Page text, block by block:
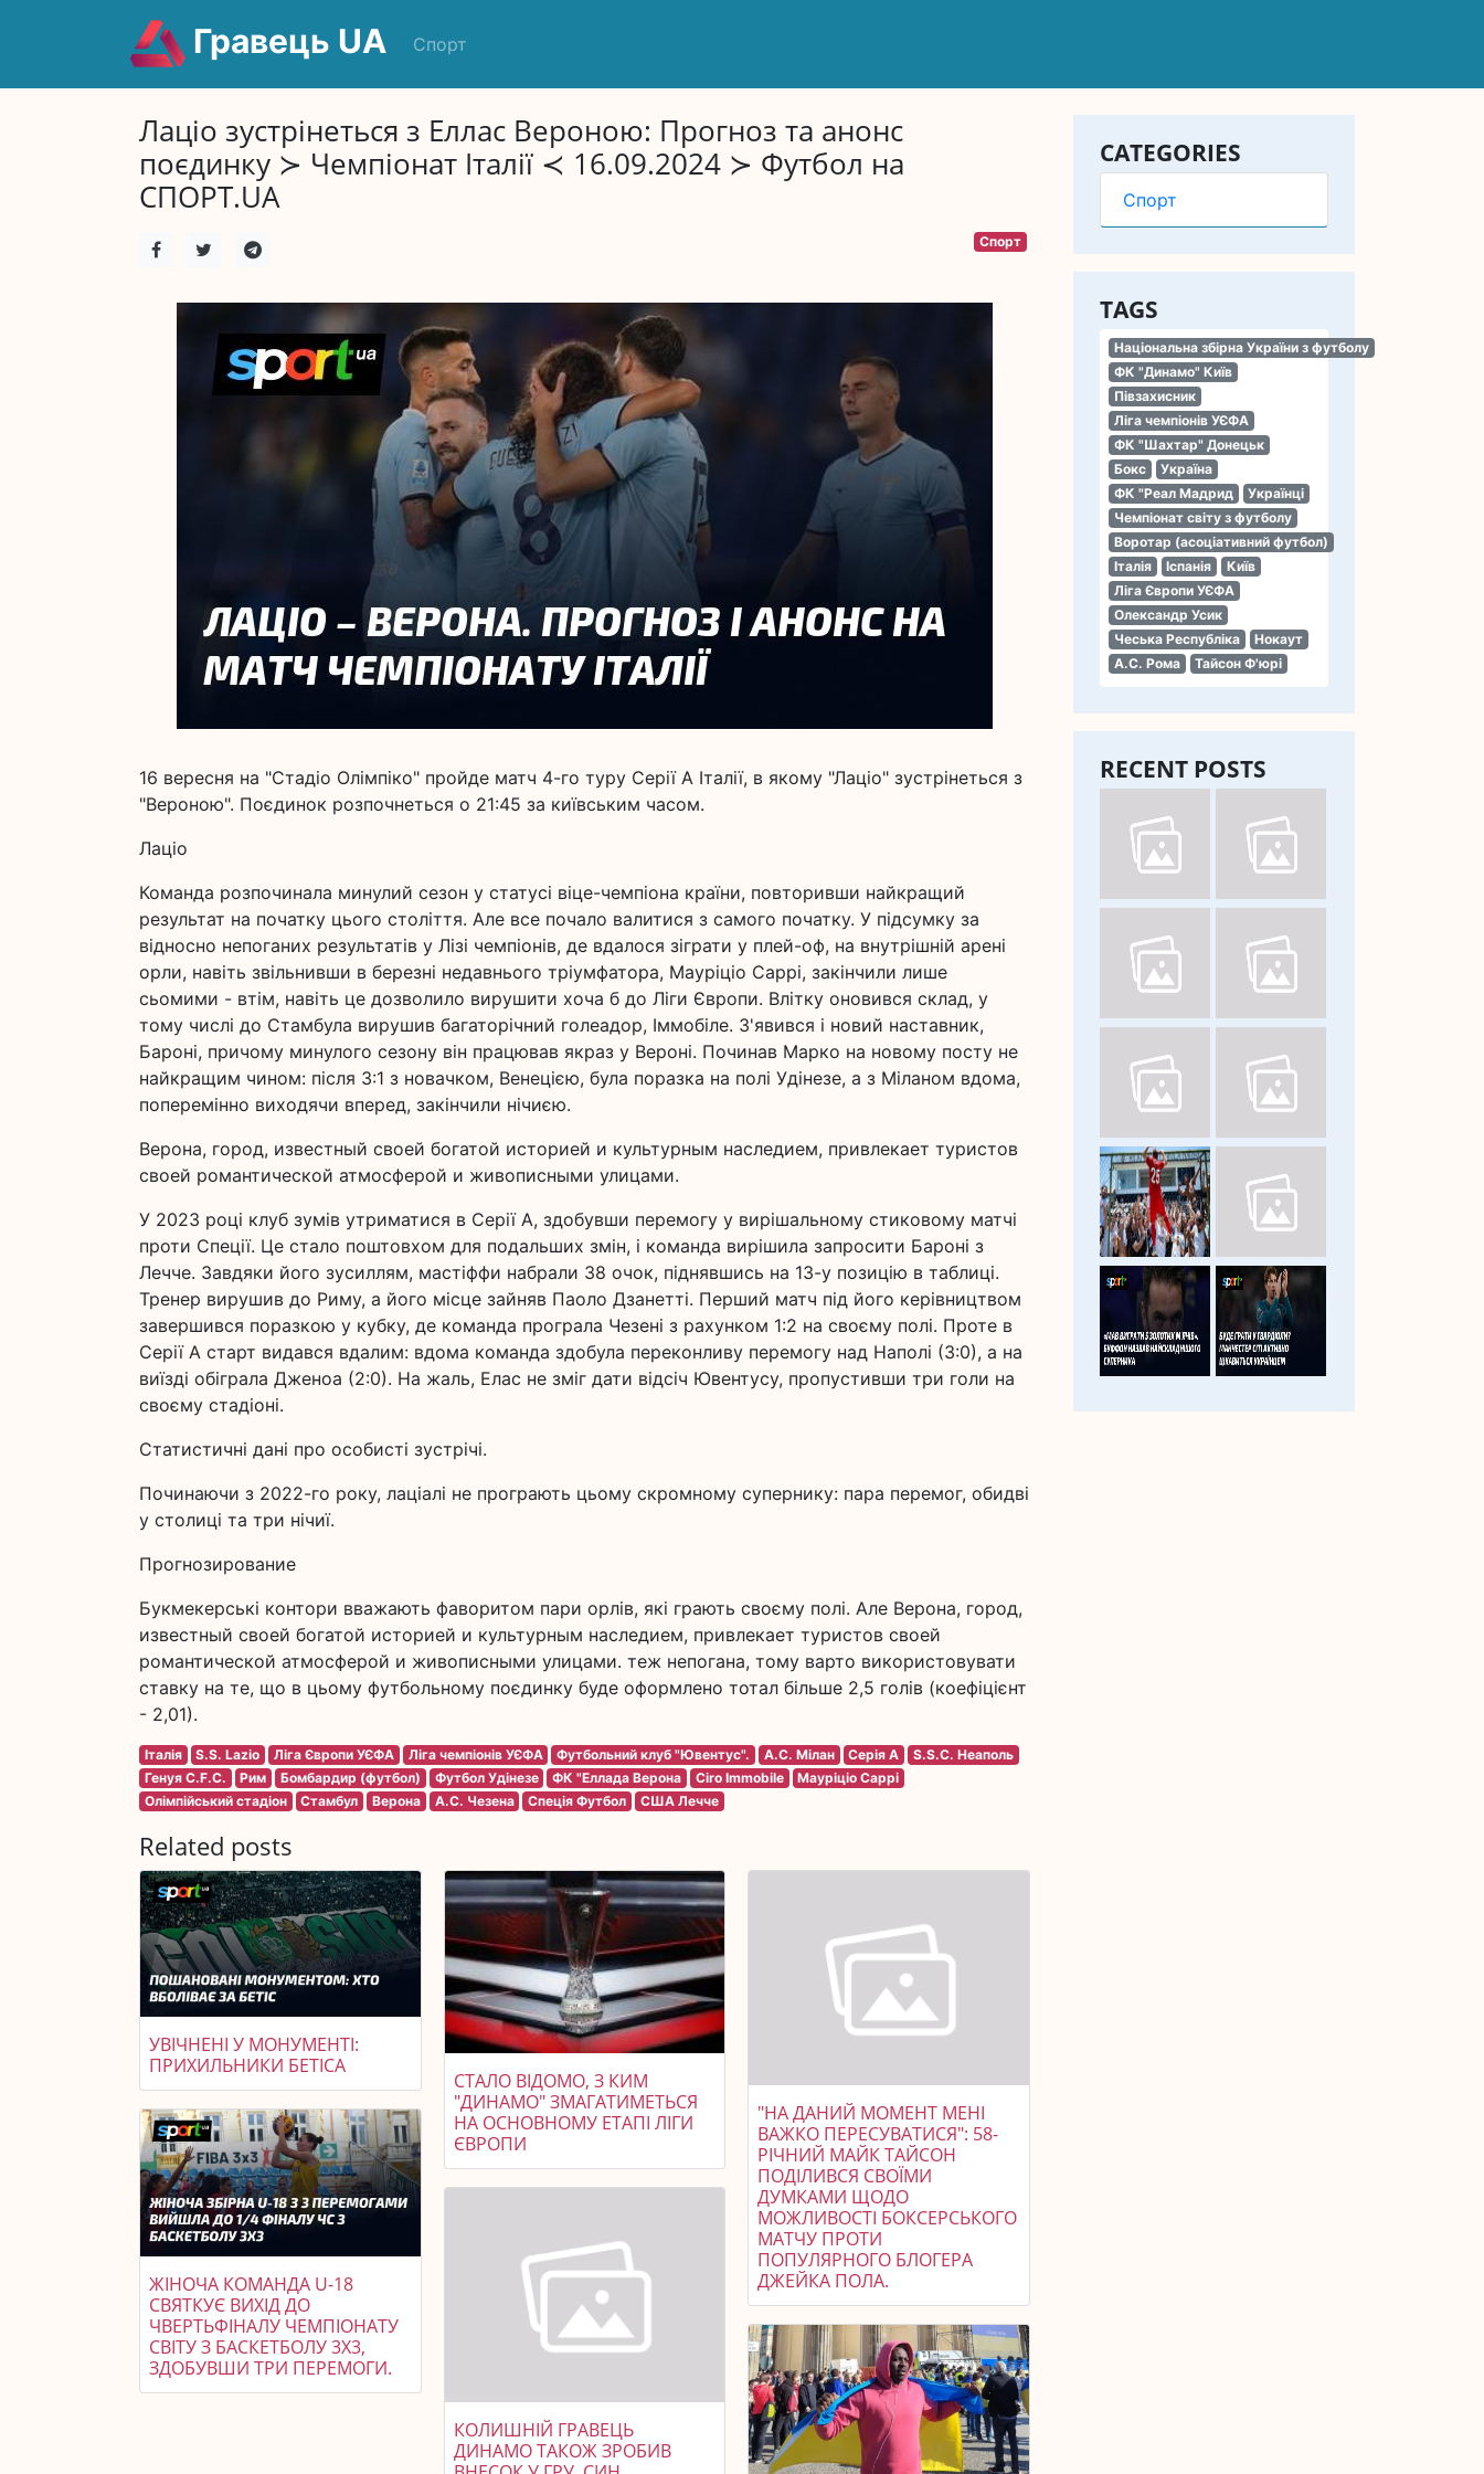
Гравець UA Спорт
CATEGORIES
Спорт
TAGS
Національна збірна України з футболу
ФК "Динамо" Київ
Півзахисник
Ліга чемпіонів УЄФА
ФК "Шахтар" Донецьк
Бокс
Україна
ФК "Реал Мадрид
Українці
Чемпіонат світу з футболу
Воротар (асоціативний футбол)
Італія
Іспанія
Київ
Ліга Європи УЄФА
Олександр Усик
Чеська Республіка
Нокаут
А.С. Рома
Тайсон Ф'юрі
RECENT POSTS
Лаціо зустрінеться з Еллас Вероною: Прогноз та анонс
поєдинку ≻ Чемпіонат Італії ≺ 16.09.2024 ≻ Футбол на
СПОРТ.UA
Спорт
16 вересня на "Стадіо Олімпіко" пройде матч 4-го туру Серії А Італії, в якому "Лаціо" зустрінеться з
"Вероною". Поєдинок розпочнеться о 21:45 за київським часом.
Лаціо
Команда розпочинала минулий сезон у статусі віце-чемпіона країни, повторивши найкращий
результат на початку цього століття. Але все почало валитися з самого початку. У підсумку за
відносно непоганих результатів у Лізі чемпіонів, де вдалося зіграти у плей-оф, на внутрішній арені
орли, навіть звільнивши в березні недавнього тріумфатора, Мауріціо Саррі, закінчили лише
сьомими - втім, навіть це дозволило вирушити хоча б до Ліги Європи. Влітку оновився склад, у
тому числі до Стамбула вирушив багаторічний голеадор, Іммобіле. З'явився і новий наставник,
Бароні, причому минулого сезону він працював якраз у Вероні. Починав Марко на новому посту не
найкращим чином: після 3:1 з новачком, Венецією, була поразка на полі Удінезе, а з Міланом вдома,
поперемінно виходячи вперед, закінчили нічиєю.
Верона, город, известный своей богатой историей и культурным наследием, привлекает туристов
своей романтической атмосферой и живописными улицами.
У 2023 році клуб зумів утриматися в Серії А, здобувши перемогу у вирішальному стиковому матчі
проти Спеції. Це стало поштовхом для подальших змін, і команда вирішила запросити Бароні з
Лечче. Завдяки його зусиллям, мастіффи набрали 38 очок, піднявшись на 13-у позицію в таблиці.
Тренер вирушив до Риму, а його місце зайняв Паоло Дзанетті. Перший матч під його керівництвом
завершився поразкою у кубку, де команда програла Чезені з рахунком 1:2 на своєму полі. Проте в
Серії А старт видався вдалим: вдома команда здобула переконливу перемогу над Наполі (3:0), а на
виїзді обіграла Дженоа (2:0). На жаль, Елас не зміг дати відсіч Ювентусу, пропустивши три голи на
своєму стадіоні.
Статистичні дані про особисті зустрічі.
Починаючи з 2022-го року, лаціалі не програють цьому скромному супернику: пара перемог, обидві
у столиці та три нічиї.
Прогнозирование
Букмекерські контори вважають фаворитом пари орлів, які грають своєму полі. Але Верона, город,
известный своей богатой историей и культурным наследием, привлекает туристов своей
романтической атмосферой и живописными улицами. теж непогана, тому варто використовувати
ставку на те, що в цьому футбольному поєдинку буде оформлено тотал більше 2,5 голів (коефіцієнт
- 2,01).
Італія S.S. Lazio Ліга Європи УЄФА Ліга чемпіонів УЄФА Футбольний клуб "Ювентус". A.C. Мілан Серія A
S.S.C. Неаполь
Генуя C.F.C.
Рим Бомбардир (футбол) Футбол Удінезе ФК "Еллада Верона Ciro Immobile
Мауріціо Саррі
Олімпійський стадіон
Стамбул Верона A.C. Чезена Спеція Футбол США Лечче
Related posts
УВІЧНЕНІ У МОНУМЕНТІ:
ПРИХИЛЬНИКИ БЕТІСА
ЖІНОЧА КОМАНДА U-18
СВЯТКУЄ ВИХІД ДО
ЧВЕРТЬФІНАЛУ ЧЕМПІОНАТУ
СВІТУ З БАСКЕТБОЛУ 3X3,
ЗДОБУВШИ ТРИ ПЕРЕМОГИ.
СТАЛО ВІДОМО, З КИМ
"ДИНАМО" ЗМАГАТИМЕТЬСЯ
НА ОСНОВНОМУ ЕТАПІ ЛІГИ
ЄВРОПИ
КОЛИШНІЙ ГРАВЕЦЬ
ДИНАМО ТАКОЖ ЗРОБИВ
"НА ДАНИЙ МОМЕНТ МЕНІ
ВАЖКО ПЕРЕСУВАТИСЯ": 58-
РІЧНИЙ МАЙК ТАЙСОН
ПОДІЛИВСЯ СВОЇМИ
ДУМКАМИ ЩОДО
МОЖЛИВОСТІ БОКСЕРСЬКОГО
МАТЧУ ПРОТИ
ПОПУЛЯРНОГО БЛОГЕРА
ДЖЕЙКА ПОЛА.